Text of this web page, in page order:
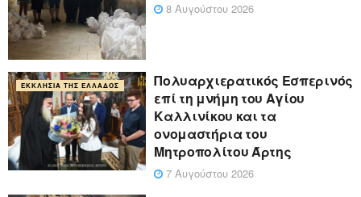
8 Αυγούστου 2026
ΕΚΚΛΗΣΊΑ ΤΗΣ ΕΛΛΆΔΟΣ
Πολυαρχιερατικός Εσπερινός
επί τη μνήμη του Αγίου
Καλλινίκου και τα
ονομαστήρια του
Μητροπολίτου Άρτης
7 Αυγούστου 2026